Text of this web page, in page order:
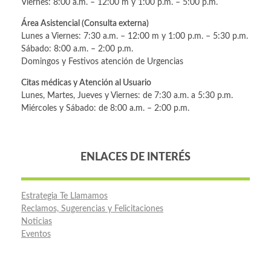
Viernes: 8:00 a.m. – 12:00 m y 1:00 p.m. – 5:00 p.m.
Área Asistencial (Consulta externa)
Lunes a Viernes: 7:30 a.m. – 12:00 m y 1:00 p.m. – 5:30 p.m.
Sábado: 8:00 a.m. – 2:00 p.m.
Domingos y Festivos atención de Urgencias
Citas médicas y Atención al Usuario
Lunes, Martes, Jueves y Viernes: de 7:30 a.m. a 5:30 p.m.
Miércoles y Sábado: de 8:00 a.m. – 2:00 p.m.
ENLACES DE INTERÉS
Estrategia Te Llamamos
Reclamos, Sugerencias y Felicitaciones
Noticias
Eventos